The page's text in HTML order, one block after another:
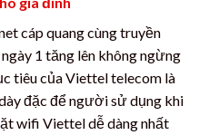
cáp quang cùng truyền
1 tăng lên không ngừng
tiêu của Viettel telecom là
đặc để người sử dụng khi
wifi Viettel dễ dàng nhất